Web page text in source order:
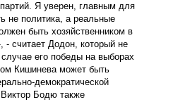
Я уверен, главным для
не политика, а реальные
быть хозяйственником в
- считает Додон, который не
его победы на выборах
Кишинева может быть
демократической
Бодю также